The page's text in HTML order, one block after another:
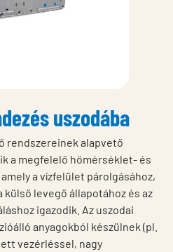
uszodába
rendszereinek alapvető
a megfelelő hőmérséklet- és
a vízfelület párolgásához,
levegő állapotához és az
igazodik. Az uszodai
anyagokból készülnek (pl.
vezérléssel, nagy